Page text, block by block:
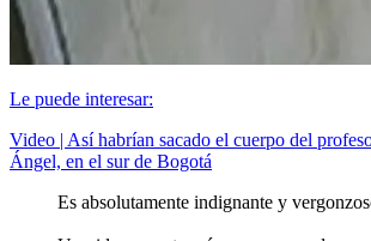
Le puede interesar:
Video | Así habrían sacado el cuerpo del
Ángel, en el sur de Bogotá
Es absolutamente indignante y